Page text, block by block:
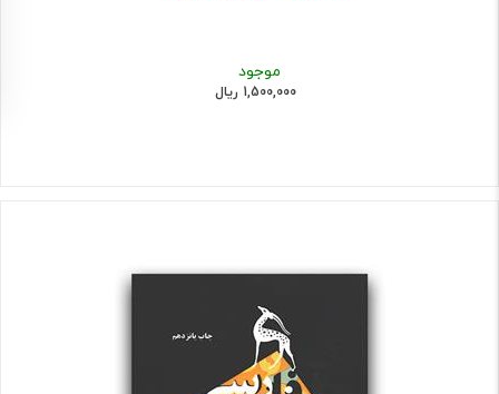
موجود
1,500,000 ریال